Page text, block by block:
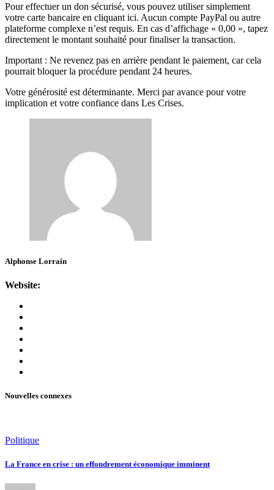
Pour effectuer un don sécurisé, vous pouvez utiliser simplement
votre carte bancaire en cliquant ici. Aucun compte PayPal ou autre
plateforme complexe n’est requis. En cas d’affichage « 0,00 », tapez
directement le montant souhaité pour finaliser la transaction.
Important : Ne revenez pas en arrière pendant le paiement, car cela
pourrait bloquer la procédure pendant 24 heures.
Votre générosité est déterminante. Merci par avance pour votre
implication et votre confiance dans Les Crises.
Alphonse Lorrain
Website:
Nouvelles connexes
Politique
La France en crise : un effondrement économique imminent